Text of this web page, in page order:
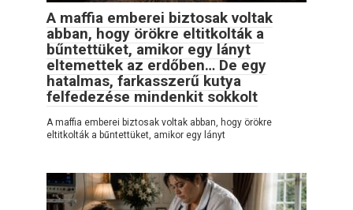
A maffia emberei biztosak voltak
abban, hogy örökre eltitkolták a
bűntettüket, amikor egy lányt
eltemettek az erdőben… De egy
hatalmas, farkasszerű kutya
felfedezése mindenkit sokkolt
A maffia emberei biztosak voltak abban, hogy örökre
eltitkolták a bűntettüket, amikor egy lányt